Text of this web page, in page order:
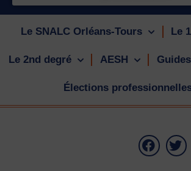
Le SNALC Orléans-Tours Le
Le 2nd degré AESH
Élections